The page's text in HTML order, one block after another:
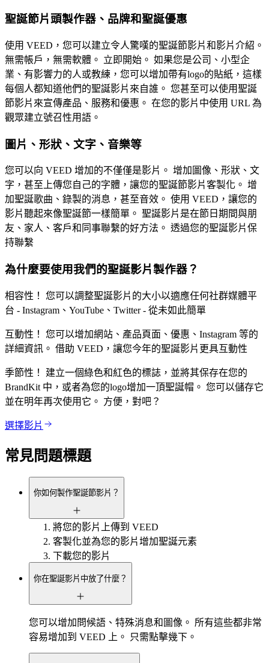
聖誕節片頭製作器、品牌和聖誕優惠
使用 VEED，您可以建立令人驚嘆的聖誕節影片和影片介紹。
無需帳戶，無需軟體。 立即開始。 如果您是公司、小型企
業、有影響力的人或教練，您可以增加帶有logo的貼紙，這樣
每個人都知道他們的聖誕影片來自誰。 您甚至可以使用聖誕
節影片來宣傳產品、服務和優惠。 在您的影片中使用 URL 為
觀眾建立號召性用語。
圖片、形狀、文字、音樂等
您可以向 VEED 增加的不僅僅是影片。 增加圖像、形狀、文
字，甚至上傳您自己的字體，讓您的聖誕節影片客製化。 增
加聖誕歌曲、錄製的消息，甚至音效。 使用 VEED，讓您的
影片聽起來像聖誕節一樣簡單。 聖誕影片是在節日期間與朋
友、家人、客戶和同事聯繫的好方法。 透過您的聖誕影片保
持聯繫
為什麼要使用我們的聖誕影片製作器？
相容性！ 您可以調整聖誕影片的大小以適應任何社群媒體平
台 - Instagram、YouTube、Twitter - 從未如此簡單
互動性！ 您可以增加網站、產品頁面、優惠、Instagram 等的
詳細資訊。 借助 VEED，讓您今年的聖誕影片更具互動性
季節性！ 建立一個綠色和紅色的標誌，並將其保存在您的
BrandKit 中，或者為您的logo增加一頂聖誕帽。 您可以儲存它
並在明年再次使用它。 方便，對吧？
選擇影片
常見問題標題
你如何製作聖誕節影片？
將您的影片上傳到 VEED
客製化並為您的影片增加聖誕元素
下載您的影片
你在聖誕影片中放了什麼？
您可以增加問候語、特殊消息和圖像。 所有這些都非常
容易增加到 VEED 上。 只需點擊幾下。